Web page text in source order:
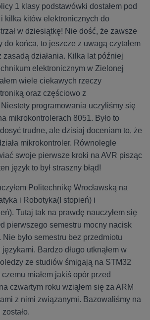
1 klasy podstawówki dostałem pod
kilka kitów elektronicznych do
w dziesiątkę! Nie dość, że zawsze
do końca, to jeszcze z uwagą czytałem
zasadą działania. Kilka lat później
elektronicznym w Zielonej
wiele ciekawych rzeczy
oraz częściowo z
programowania uczyliśmy się
mikrokontrolerach 8051. Było to
trudne, ale dzisiaj doceniam to, że
mikrokontroler. Równolegle
swoje pierwsze kroki na AVR pisząc
język to był straszny błąd!
Politechnikę Wrocławską na
i Robotyka(I stopień) i
Tutaj tak na prawdę nauczyłem się
pierwszego semestru mocny nacisk
Nie było semestru bez przedmiotu
Bardzo długo utknąłem w
ze studiów śmigają na STM32
miałem jakiś opór przed
czwartym roku wziąłem się za ARM
z nimi związanymi. Bazowaliśmy na